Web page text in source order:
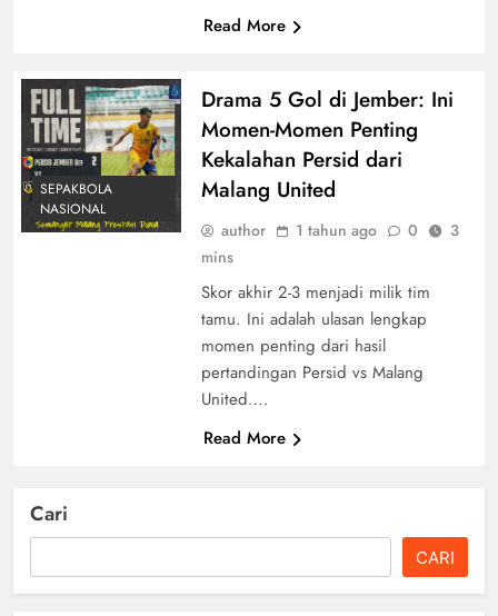
Read More
SEPAKBOLA
NASIONAL
Drama 5 Gol di Jember: Ini
Momen-Momen Penting
Kekalahan Persid dari
Malang United
author 1 tahun ago 0
3
mins
Skor akhir 2-3 menjadi milik tim
tamu. Ini adalah ulasan lengkap
momen penting dari hasil
pertandingan Persid vs Malang
United….
Read More
Cari
CARI